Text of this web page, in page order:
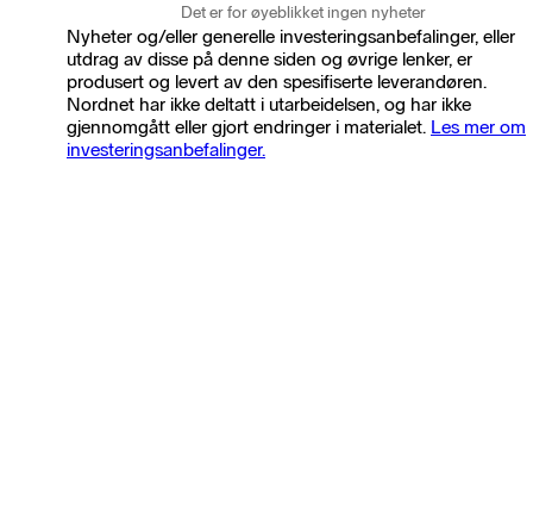
Det er for øyeblikket ingen nyheter
Nyheter og/eller generelle investeringsanbefalinger, eller
utdrag av disse på denne siden og øvrige lenker, er
produsert og levert av den spesifiserte leverandøren.
Nordnet har ikke deltatt i utarbeidelsen, og har ikke
gjennomgått eller gjort endringer i materialet. Les mer om
investeringsanbefalinger.